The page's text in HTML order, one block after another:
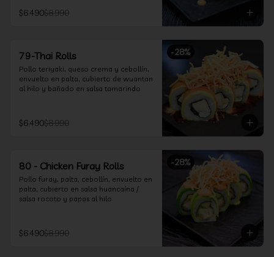
$6.490$8.990
-28%
79-Thai Rolls
Pollo teriyaki, queso crema y cebollín,
envuelto en palta, cubierto de wuantan
al hilo y bañado en salsa tamarindo
$6.490$8.990
-28%
80 - Chicken Furay Rolls
Pollo furay, palta, cebollín, envuelto en
palta, cubierto en salsa huancaína /
salsa rocoto y papas al hilo
$6.490$8.990